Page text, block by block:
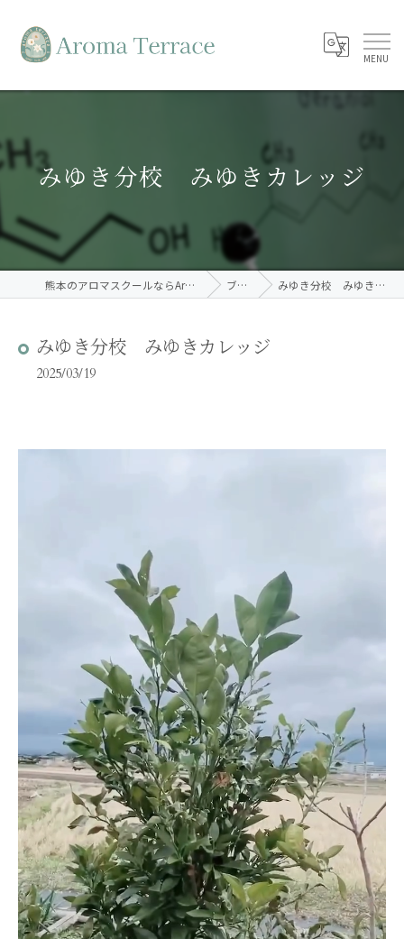
みゆき分校 みゆきカレッジ
熊本のアロマスクールならAroma Terrace ブログ みゆき分校 みゆきカレッジ
みゆき分校 みゆきカレッジ
2025/03/19